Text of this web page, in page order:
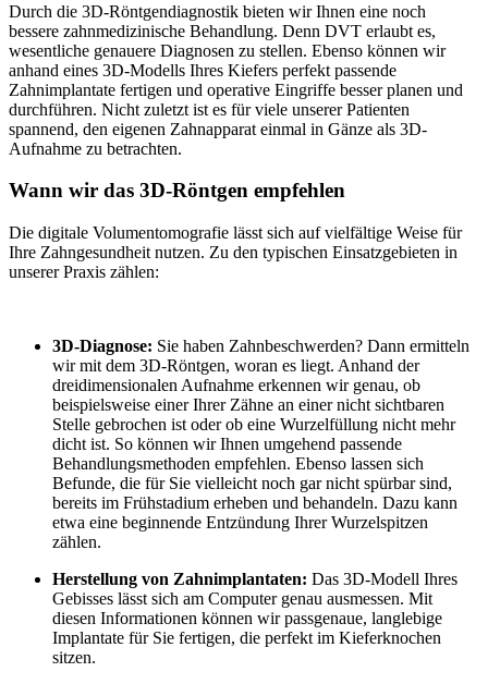
Durch die 3D-Röntgendiagnostik bieten wir Ihnen eine noch
bessere zahnmedizinische Behandlung. Denn DVT erlaubt es,
wesentliche genauere Diagnosen zu stellen. Ebenso können wir
anhand eines 3D-Modells Ihres Kiefers perfekt passende
Zahnimplantate fertigen und operative Eingriffe besser planen und
durchführen. Nicht zuletzt ist es für viele unserer Patienten
spannend, den eigenen Zahnapparat einmal in Gänze als 3D-
Aufnahme zu betrachten.
Wann wir das 3D-Röntgen empfehlen
Die digitale Volumentomografie lässt sich auf vielfältige Weise für
Ihre Zahngesundheit nutzen. Zu den typischen Einsatzgebieten in
unserer Praxis zählen:
3D-Diagnose: Sie haben Zahnbeschwerden? Dann ermitteln
wir mit dem 3D-Röntgen, woran es liegt. Anhand der
dreidimensionalen Aufnahme erkennen wir genau, ob
beispielsweise einer Ihrer Zähne an einer nicht sichtbaren
Stelle gebrochen ist oder ob eine Wurzelfüllung nicht mehr
dicht ist. So können wir Ihnen umgehend passende
Behandlungsmethoden empfehlen. Ebenso lassen sich
Befunde, die für Sie vielleicht noch gar nicht spürbar sind,
bereits im Frühstadium erheben und behandeln. Dazu kann
etwa eine beginnende Entzündung Ihrer Wurzelspitzen
zählen.
Herstellung von Zahnimplantaten: Das 3D-Modell Ihres
Gebisses lässt sich am Computer genau ausmessen. Mit
diesen Informationen können wir passgenaue, langlebige
Implantate für Sie fertigen, die perfekt im Kieferknochen
sitzen.